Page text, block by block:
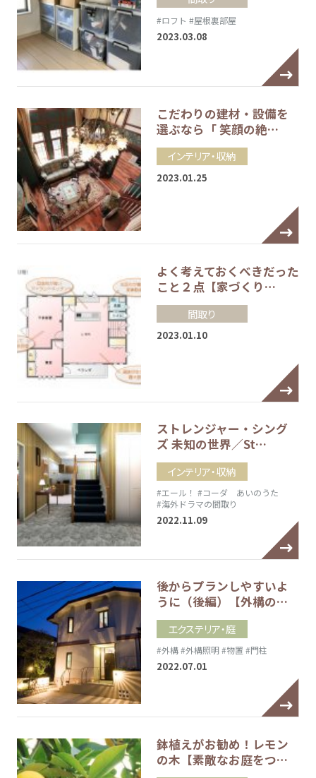
#ロフト #屋根裏部屋
2023.03.08
こだわりの建材・設備を
選ぶなら「 笑顔の絶…
インテリア・収納
2023.01.25
よく考えておくべきだった
こと２点【家づくり…
間取り
2023.01.10
ストレンジャー・シング
ズ 未知の世界／St…
インテリア・収納
#エール！ #コーダ あいのうた
#海外ドラマの間取り
2022.11.09
後からプランしやすいよ
うに（後編）【外構の…
エクステリア・庭
#外構#外構照明 #物置 #門柱
2022.07.01
鉢植えがお勧め！レモン
の木【素敵なお庭をつ…